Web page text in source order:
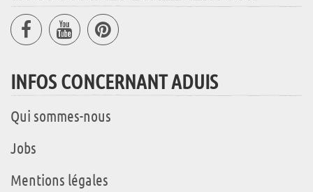
INFOS CONCERNANT ADUIS
Qui sommes-nous
Jobs
Mentions légales